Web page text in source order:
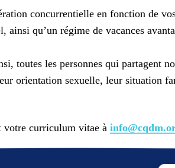
concurrentielle en fonction de
ainsi qu’un régime de vacances
les personnes qui partagent
orientation sexuelle, leur situation
votre curriculum vitae à